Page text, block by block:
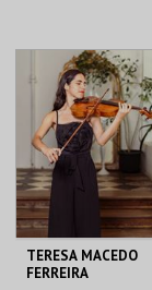
T. M. JOAQUIM
BENITE
MAIS INFO
COMPRAR
TERESA MACEDO
FERREIRA